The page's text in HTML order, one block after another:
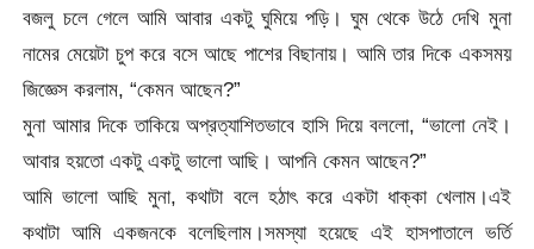
বজলু চলে গেলে আমি আবার একটু ঘুমিয়ে পড়ি। ঘুম থেকে উঠে দেখি মুনা
নামের মেয়েটা চুপ করে বসে আছে পাশের বিছানায়। আমি তার দিকে একসময়
জিজ্ঞেস করলাম, “কেমন আছেন?”
মুনা আমার দিকে তাকিয়ে অপ্রত্যাশিতভাবে হাসি দিয়ে বললো, “ভালো নেই।
আবার হয়তো একটু একটু ভালো আছি। আপনি কেমন আছেন?”
আমি ভালো আছি মুনা, কথাটা বলে হঠাৎ করে একটা ধাক্কা খেলাম।এই
কথাটা আমি একজনকে বলেছিলাম।সমস্যা হয়েছে এই হাসপাতালে ভর্তি